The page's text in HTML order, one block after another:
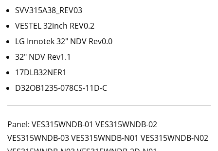
SVV315A38_REV03
VESTEL 32inch REV0.2
LG Innotek 32″ NDV Rev0.0
32″ NDV Rev1.1
17DLB32NER1
D32OB1235-078CS-11D-C
Panel: VES315WNDB-01 VES315WNDB-02
VES315WNDB-03 VES315WNDB-N01 VES315WNDB-N02